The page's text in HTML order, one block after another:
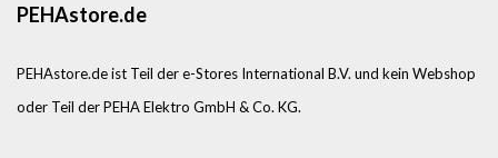
PEHAstore.de
PEHAstore.de ist Teil der e-Stores International B.V. und kein Webshop
oder Teil der PEHA Elektro GmbH & Co. KG.